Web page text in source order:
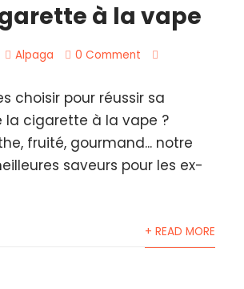
à la vape
Alpaga
0 Comment
choisir pour réussir sa
la cigarette à la vape ?
fruité, gourmand... notre
saveurs pour les ex-
+ READ MORE